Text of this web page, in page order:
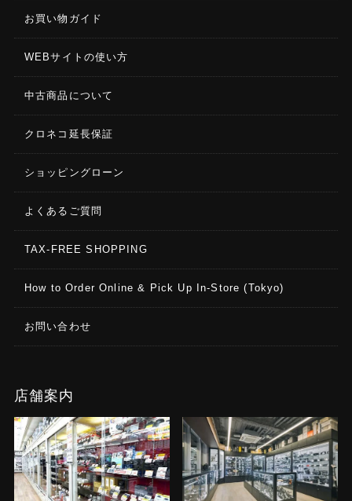
お買い物ガイド
WEBサイトの使い方
中古商品について
クロネコ延長保証
ショッピングローン
よくあるご質問
TAX-FREE SHOPPING
How to Order Online & Pick Up In-Store (Tokyo)
お問い合わせ
店舗案内